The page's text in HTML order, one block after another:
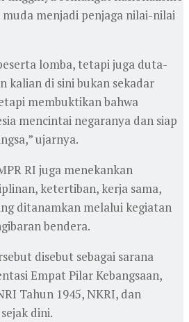
muda menjadi penjaga nilai-nilai
lomba, tetapi juga duta-
kalian di sini bukan sekadar
membuktikan bahwa
mencintai negaranya dan siap
ujarnya.
RI juga menekankan
ketertiban, kerja sama,
ditanamkan melalui kegiatan
bendera.
disebut sebagai sarana
Empat Pilar Kebangsaan,
Tahun 1945, NKRI, dan
dini.